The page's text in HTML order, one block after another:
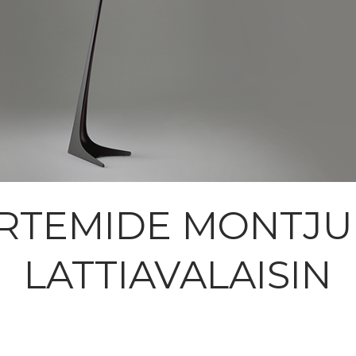
LATTIAVALAISIN